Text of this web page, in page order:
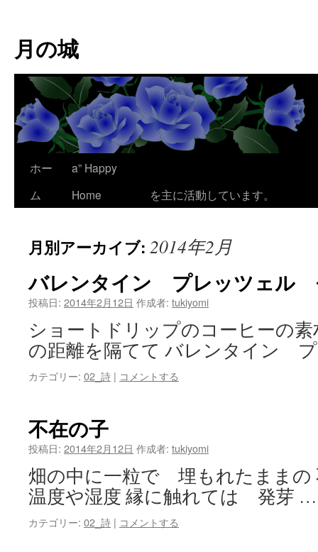
ン
キ
ッ
プ
月の城
ホー
ム
a” Happy
Home
を主に活動しています。
月別アーカイブ: 2014年2月
バレンタイン プレッツェル
投稿日: 2014年2月12日 作成者: tukiyomi
ショートドリップのコーヒーの
の距離を隔てて バレンタイン
カテゴリー: 02_詩 | コメントする
不在の子
投稿日: 2014年2月12日 作成者: tukiyomi
畑の中に一粒で 埋もれたままの
温度や湿度 縁に触れては 発芽
カテゴリー: 02_詩 | コメントする